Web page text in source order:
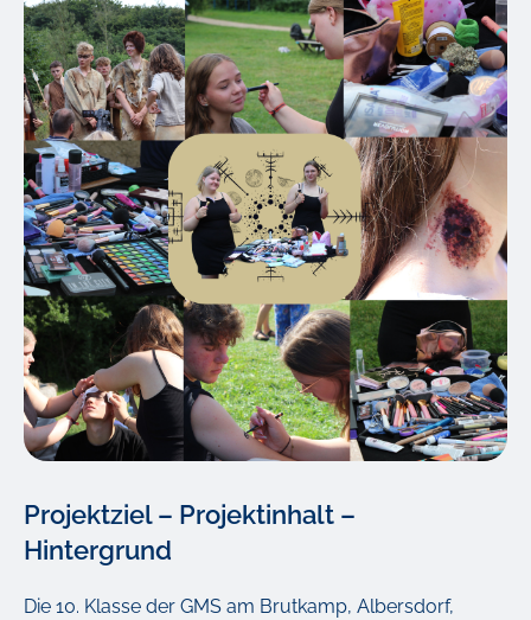
Projektziel – Projektinhalt –
Hintergrund
Die 10. Klasse der GMS am Brutkamp, Albersdorf,